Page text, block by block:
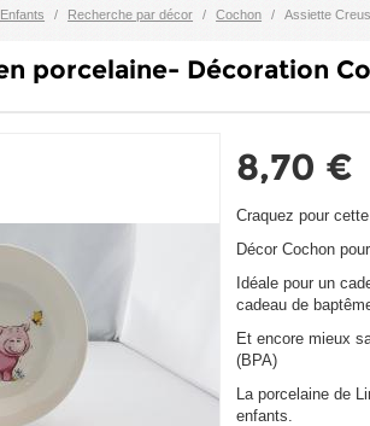
/ Recherche par décor / Cochon / Assiette
porcelaine- Décoration
8,70 €
Craquez pour
Décor Cochon
Idéale pour un
cadeau de
Et encore mieux
(BPA)
La porcelaine de
enfants.